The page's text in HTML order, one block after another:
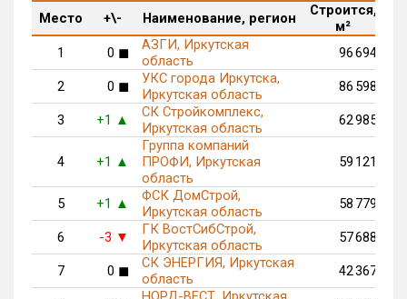
Место +\- Наименование, регион
Строится,
м²
1
0 ◼
АЗГИ, Иркутская
область
96 694
2 0 ◼
УКС города Иркутска,
Иркутская область
86 598
3 +1 ▲
СК Стройкомплекс,
Иркутская область
62 985
4 +1 ▲
Группа компаний
ПРОФИ, Иркутская
область
59 121
5 +1 ▲
ФСК ДомСтрой,
Иркутская область
58 779
6 -3 ▼
ГК ВостСибСтрой,
Иркутская область
57 688
7 0 ◼
СК ЭНЕРГИЯ, Иркутская
область
42 367